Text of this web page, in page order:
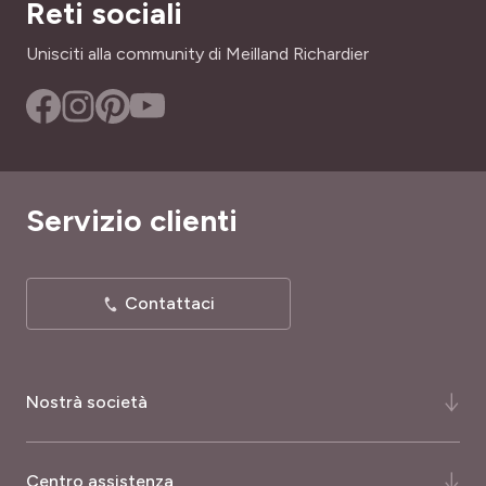
Reti sociali
Unisciti alla community di Meilland Richardier
Nostrà società
Centro assistenza
Servizio clienti
Contattaci